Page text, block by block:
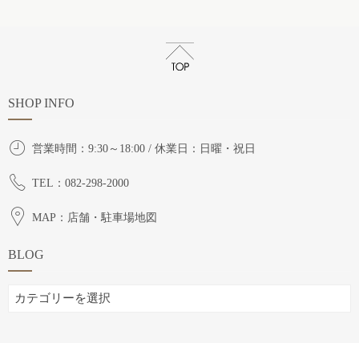
SHOP INFO
営業時間：9:30～18:00 / 休業日：日曜・祝日
TEL：082-298-2000
MAP：店舗・駐車場地図
BLOG
BLOG